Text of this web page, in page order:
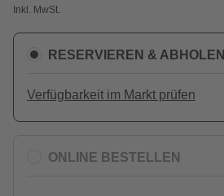
Inkl. MwSt.
RESERVIEREN & ABHOLEN
Verfügbarkeit im Markt prüfen
ONLINE BESTELLEN